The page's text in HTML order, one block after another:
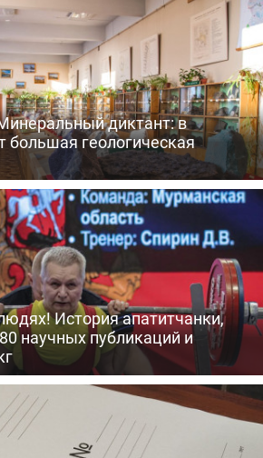
диктант: в
большая геологическая
История апатитчанки,
научных публикаций и